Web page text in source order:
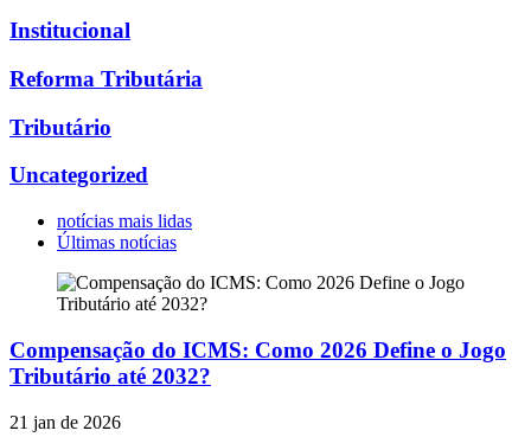
Institucional
Reforma Tributária
Tributário
Uncategorized
notícias mais lidas
Últimas notícias
Compensação do ICMS: Como 2026 Define o Jogo
Tributário até 2032?
21 jan de 2026